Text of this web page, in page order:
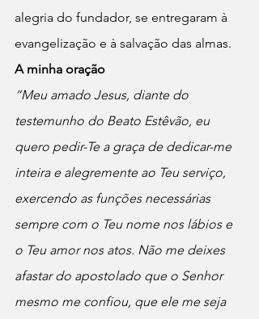
alegria do fundador, se entregaram à
evangelização e à salvação das almas.
A minha oração
“Meu amado Jesus, diante do
testemunho do Beato Estêvão, eu
quero pedir-Te a graça de dedicar-me
inteira e alegremente ao Teu serviço,
exercendo as funções necessárias
sempre com o Teu nome nos lábios e
o Teu amor nos atos. Não me deixes
afastar do apostolado que o Senhor
mesmo me confiou, que ele me seja